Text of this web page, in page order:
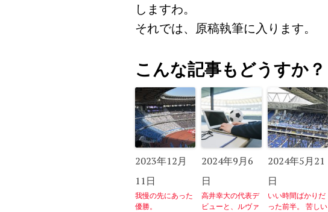
しますわ。
それでは、原稿執筆に入ります。
こんな記事もどうすか？
2023年12月
11日
我慢の先にあった
優勝。
2024年9月6
日
高井幸大の代表デ
ビューと、ルヴァ
2024年5月21
日
いい時間ばかりだ
った前半。 苦しい